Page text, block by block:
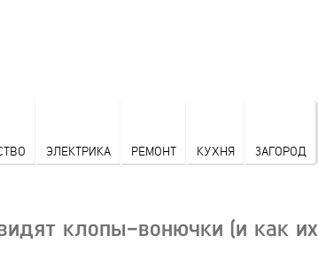
ЭЛЕКТРИКА РЕМОНТ КУХНЯ ЗАГОРОД
клопы-вонючки (и как их